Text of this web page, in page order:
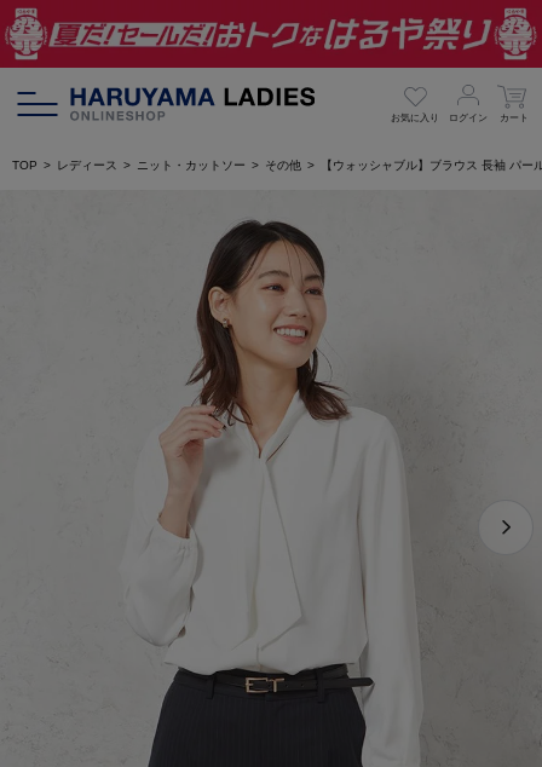
お気に入り ログイン カート
TOP レディース ニット・カットソー その他 【ウォッシャブル】ブラウス 長袖 パ